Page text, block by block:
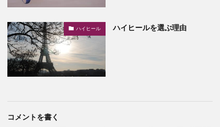
ハイヒール ハイヒールを選ぶ理由
コメントを書く